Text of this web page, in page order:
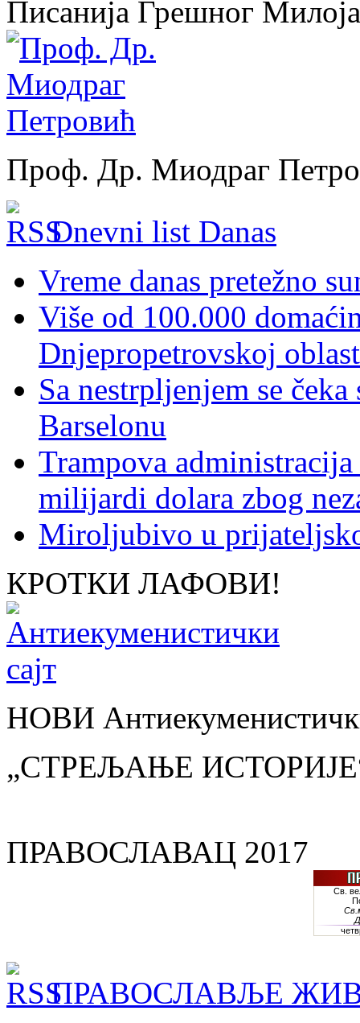
Писанија Грешног Милоја
Проф. Др. Миодраг
Dnevni list Danas
Vreme danas pretežno
Više od 100.000
Dnjepropetrovskoj
Sa nestrpljenjem se
Barselonu
Trampova
milijardi dolara zbog
Miroljubivo u
КРОТКИ ЛАФОВИ!
НОВИ
„СТРЕЉАЊЕ
ПРАВОСЛАВАЦ 2017
ПРАВОСЛАВЉЕ